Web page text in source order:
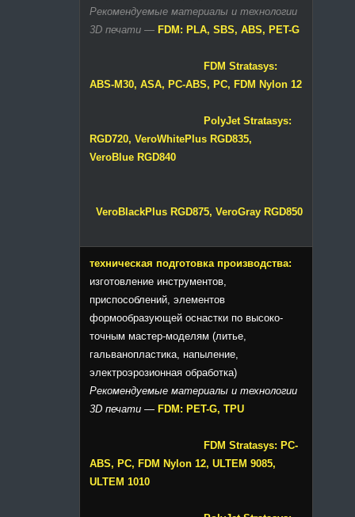
Рекомендуемые материалы и технологии
3D печати — FDM: PLA, SBS, ABS, PET-G
FDM Stratasys:
ABS-M30, ASA, PC-ABS, PC, FDM Nylon 12
PolyJet Stratasys:
RGD720, VeroWhitePlus RGD835,
VeroBlue RGD840
VeroBlackPlus RGD875, VeroGray RGD850
техническая подготовка производства:
изготовление инструментов,
приспособлений, элементов
формообразующей оснастки по высоко-
точным мастер-моделям (литье,
гальванопластика, напыление,
электроэрозионная обработка)
Рекомендуемые материалы и технологии
3D печати — FDM: PET-G, TPU
FDM Stratasys: PC-
ABS, PC, FDM Nylon 12, ULTEM 9085,
ULTEM 1010